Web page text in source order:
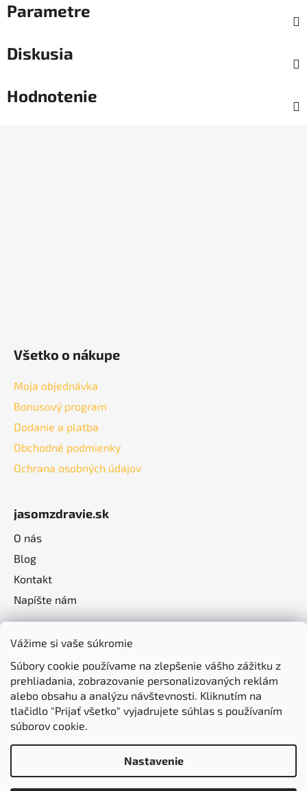
Vážime si vaše súkromie
Súbory cookie používame na zlepšenie vášho zážitku z
prehliadania, zobrazovanie personalizovaných reklám
alebo obsahu a analýzu návštevnosti. Kliknutím na
tlačidlo "Prijať všetko" vyjadrujete súhlas s používaním
súborov cookie.
Nastavenie
Parametre
Diskusia
Hodnotenie
Všetko o nákupe
Moja objednávka
Bonusový program
Dodanie a platba
Obchodné podmienky
Ochrana osobných údajov
jasomzdravie.sk
O nás
Blog
Kontakt
Napíšte nám